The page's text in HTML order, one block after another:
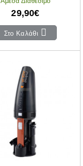
29,90€
Στο Καλάθι